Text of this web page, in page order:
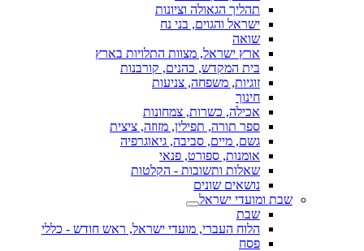
תהליך הגאולה וציונות
ישראל והגוים, בני נח
שואה
ארץ ישראל, מצוות התלויות בארץ
בית המקדש, כהנים, קורבנות
זוגיות, משפחה, צניעות
חינוך
אכילה, כשרות, צמחונות
ספר תורה, תפילין, מזוזה, ציצית
גשם, מיים, סביבה, גיאוגרפיה
אומנות, ספורט, פנאי
שאלות ותשובות - הקלטות
נושאים שונים
שבת ומועדי ישראל
שבת
הלוח העברי, מועדי ישראל, ראש חודש - כללי
פסח